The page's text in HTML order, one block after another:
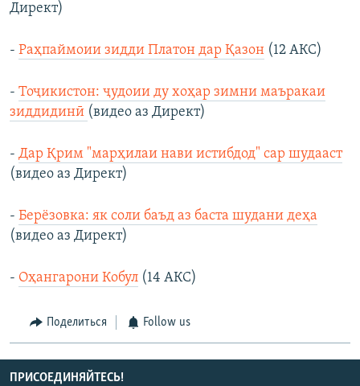
Директ)
- Раҳпаймоии зидди Платон дар Қазон (12 АКС)
- Тоҷикистон: ҷудоии ду хоҳар зимни маъракаи
зиддидинӣ (видео аз Директ)
- Дар Қрим "марҳилаи нави истибдод" сар шудааст
(видео аз Директ)
- Берёзовка: як соли баъд аз баста шудани деҳа
(видео аз Директ)
- Оҳангарони Кобул (14 АКС)
Поделиться Follow us
ПРИСОЕДИНЯЙТЕСЬ!